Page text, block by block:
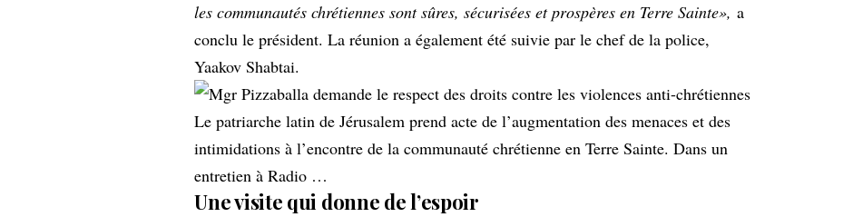
les communautés chrétiennes sont sûres, sécurisées et prospères en Terre Sainte»,a
conclu le président. La réunion a également été suivie par le chef de la police,
Yaakov Shabtai.
Le patriarche latin de Jérusalem prend acte de l’augmentation des menaces et des
intimidations à l’encontre de la communauté chrétienne en Terre Sainte. Dans un
entretien à Radio …
Une visite qui donne de l’espoir